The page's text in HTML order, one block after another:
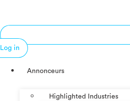
Log in
Annonceurs
Highlighted Industries